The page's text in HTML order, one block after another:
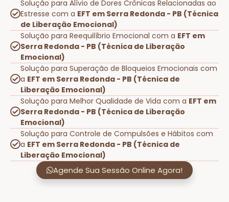
Solução para Alívio de Dores Crônicas Relacionadas ao
Estresse com a EFT em Serra Redonda - PB (Técnica
de Liberação Emocional)
Solução para Reequilíbrio Emocional com a EFT em
Serra Redonda - PB (Técnica de Liberação
Emocional)
Solução para Superação de Bloqueios Emocionais com
a EFT em Serra Redonda - PB (Técnica de
Liberação Emocional)
Solução para Melhor Qualidade de Vida com a EFT em
Serra Redonda - PB (Técnica de Liberação
Emocional)
Solução para Controle de Compulsões e Hábitos com
a EFT em Serra Redonda - PB (Técnica de
Liberação Emocional)
Agende Sua Sessão Online Agora!